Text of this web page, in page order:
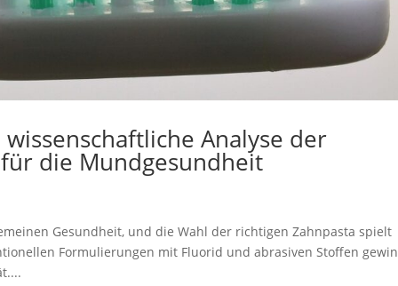
Analyse der
die Mundgesundheit
Gesundheit, und die Wahl der richtigen Zahnpasta spielt
Formulierungen mit Fluorid und abrasiven Stoffen